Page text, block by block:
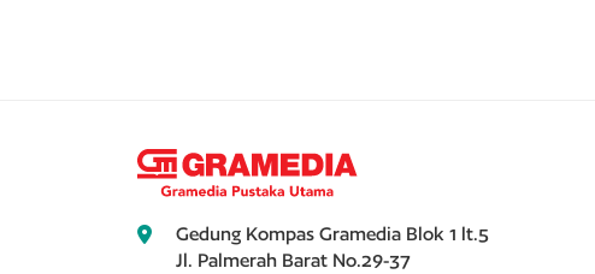
Gedung Kompas Gramedia Blok 1 lt.5
Jl. Palmerah Barat No.29-37